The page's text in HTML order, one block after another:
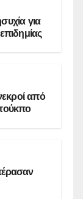
για
από